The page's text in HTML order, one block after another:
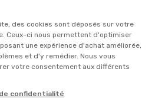
des cookies sont déposés sur votre
Ceux-ci nous permettent d'optimiser
une expérience d'achat améliorée,
et d'y remédier. Nous vous
votre consentement aux différents
confidentialité
et eaux 2026
de confidentialité
légales
CGV